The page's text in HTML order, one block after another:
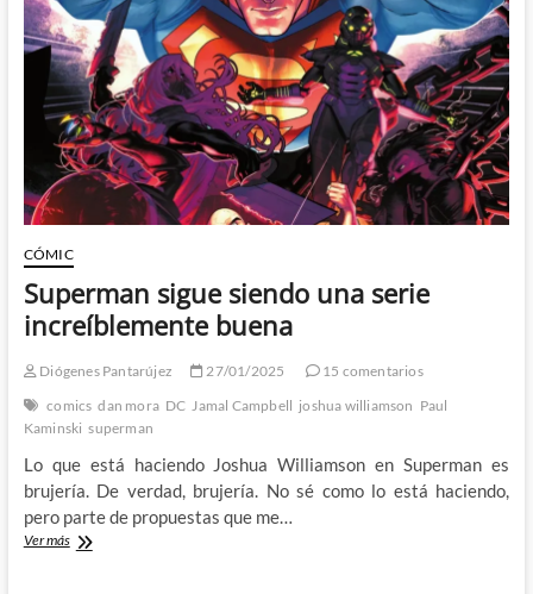
de
Joshua
Williams
y
Carmen
Carnero
CÓMIC
Superman sigue siendo una serie
increíblemente buena
Diógenes Pantarújez 27/01/2025
15 comentarios
comics dan mora DC Jamal Campbell joshua williamson Paul
Kaminski superman
Lo que está haciendo Joshua Williamson en Superman es
brujería. De verdad, brujería. No sé como lo está haciendo,
pero parte de propuestas que me…
Ver másSuperman